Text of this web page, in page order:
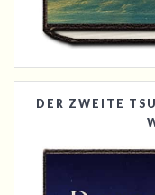
DER ZWEITE